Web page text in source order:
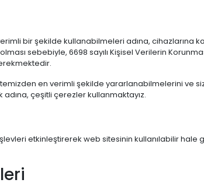
bir şekilde kullanabilmeleri adına, cihazlarına
sebebiyle, 6698 sayılı Kişisel Verilerin
en verimli şekilde yararlanabilmelerini ve
çeşitli çerezler kullanmaktayız.
etkinleştirerek web sitesinin kullanılabilir